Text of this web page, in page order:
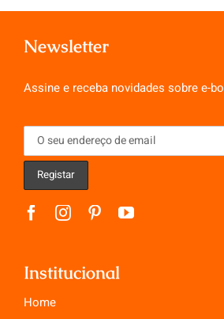
Newsletter
Assine e receba novidades sobre e-
Institucional
Home